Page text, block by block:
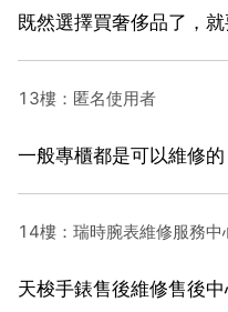
既然選擇買奢侈品了，
13樓：匿名使用者
一般專櫃都是可以維修
14樓：瑞時腕表維修服務中
天梭手錶售後維修售後